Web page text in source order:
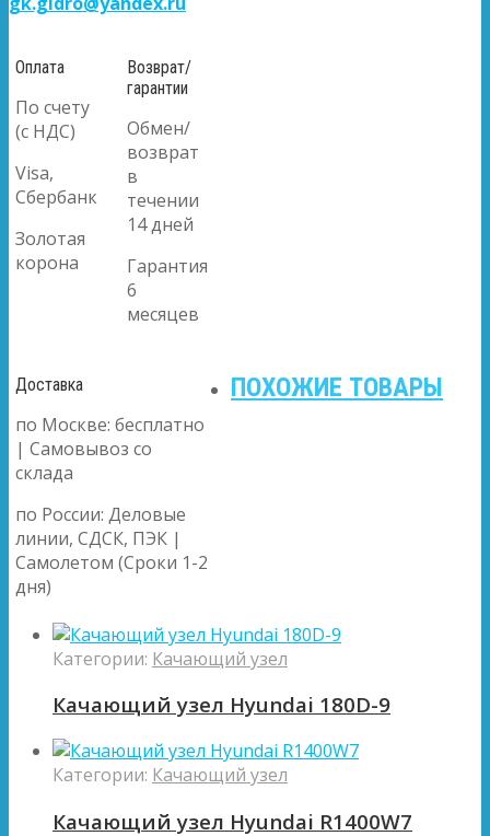
Оплата
По счету
(с НДС)
Visa,
Сбербанк
Золотая
корона
Возврат/
гарантии
Обмен/
возврат
в
течении
14 дней
Гарантия
6
месяцев
Доставка
по Москве: бесплатно
| Самовывоз со
склада
по России: Деловые
линии, СДСК, ПЭК |
Самолетом (Сроки 1-2
дня)
ПОХОЖИЕ ТОВАРЫ
Категории: Качающий узел
Качающий узел Hyundai 180D-9
Категории: Качающий узел
Качающий узел Hyundai R1400W7